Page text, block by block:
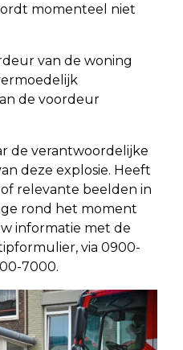
momenteel niet
van de woning
de voordeur
de verantwoordelijke
deze explosie. Heeft
relevante beelden in
rond het moment
informatie met de
via 0900-
7000.